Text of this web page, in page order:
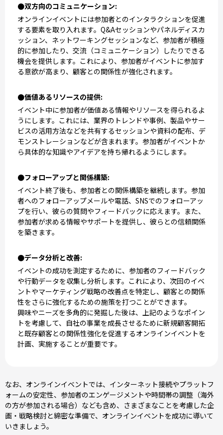
●双方向のコミュニケーション:
オンラインイベントには参加者とのインタラクションを促進
する要素を取り入れます。Q&Aセッションやパネルディスカ
ッション、ネットワーキングセッションなど、参加者が積極
的に参加したり、交流（コミュニケーション）したりできる
機会を提供します。これにより、参加者がイベントに参加す
る意欲が高まり、顧客との関係性が強化されます。
●価値あるリソースの提供:
イベント中に参加者が価値ある情報やリソースを得られるよ
うにします。これには、業界のトレンドや事例、製品やサー
ビスの活用方法などを共有するセッションや資料の配布、デ
モンストレーションなどが含まれます。参加者がイベントか
ら具体的な知識やアイデアを持ち帰れるようにします。
●フォローアップと関係構築:
イベント終了後も、参加者との関係構築を継続します。参加
者へのフォローアップメールや電話、SNSでのフォローアッ
プを行い、彼らの質問やフィードバックに応えます。また、
参加者が求める情報やサポートを提供し、彼らとの信頼関係
を築きます。
●データ分析と改善:
イベントの成功を測定するために、参加者のフィードバック
や行動データを収集し分析します。これにより、次回のイベ
ントやマーケティング戦略の改善点を特定し、顧客との関係
性をさらに強化するための施策を打つことができます。
興味やニーズを多角的に発掘した後は、上記のようなポイン
トを考慮して、自社の事業を成長させるために新規顧客開拓
と既存顧客との関係性強化を促進するオンラインイベントを
計画、実施することが重要です。
なお、オンラインイベントでは、インターネット接続やプラットフ
ォームの安定性、参加者のエンゲージメントや時間帯の調整（海外
の方が参加される場合）なども含め、さまざまなことを考慮した企
画・戦略検討と綿密な準備で、オンラインイベントを成功に導いて
いきましょう。